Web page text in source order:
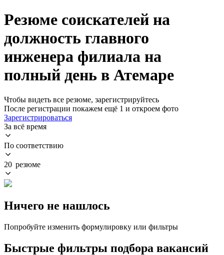
Резюме соискателей на
должность главного
инженера филиала на
полный день в Атемаре
Чтобы видеть все резюме, зарегистрируйтесь
После регистрации покажем ещё 1 и откроем фото
Зарегистрироваться
За всё время
По соответствию
20 резюме
Ничего не нашлось
Попробуйте изменить формулировку или фильтры
Быстрые фильтры подбора вакансий